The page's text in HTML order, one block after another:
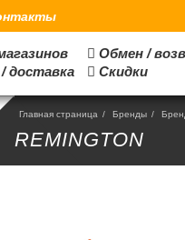
 Обмен /
доставка  Скидки
Главная страница / Бренды /
REMINGTON